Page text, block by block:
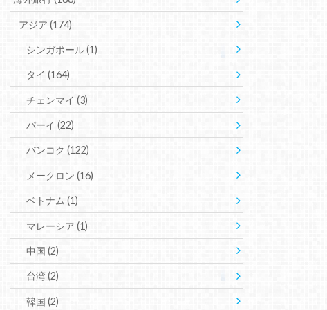
アジア (174)
シンガポール(1)
タイ(164)
チェンマイ(3)
パーイ(22)
バンコク(122)
メークロン(16)
ベトナム(1)
マレーシア(1)
中国(2)
台湾(2)
韓国(2)